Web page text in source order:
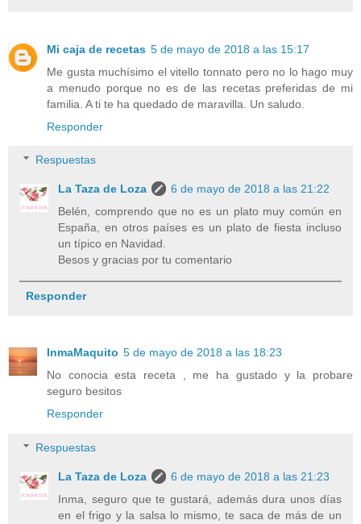
Mi caja de recetas 5 de mayo de 2018 a las 15:17
Me gusta muchísimo el vitello tonnato pero no lo hago muy
a menudo porque no es de las recetas preferidas de mi
familia. A ti te ha quedado de maravilla. Un saludo.
Responder
Respuestas
La Taza de Loza
6 de mayo de 2018 a las 21:22
Belén, comprendo que no es un plato muy común en
España, en otros países es un plato de fiesta incluso
un típico en Navidad.
Besos y gracias por tu comentario
Responder
InmaMaquito 5 de mayo de 2018 a las 18:23
No conocia esta receta , me ha gustado y la probare
seguro besitos
Responder
Respuestas
La Taza de Loza
6 de mayo de 2018 a las 21:23
Inma, seguro que te gustará, además dura unos días
en el frigo y la salsa lo mismo, te saca de más de un